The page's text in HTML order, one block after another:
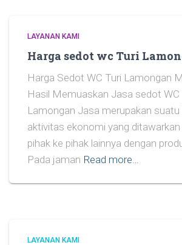
LAYANAN KAMI
Harga sedot wc Turi
Harga Sedot WC Turi Lamongan
Hasil Memuaskan Jasa sedot WC
Lamongan Jasa merupakan
aktivitas ekonomi yang
pihak ke pihak lainnya dengan
Pada jaman Read more…
LAYANAN KAMI